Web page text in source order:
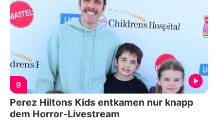
9
Perez Hiltons Kids entkamen nur knapp
dem Horror-Livestream